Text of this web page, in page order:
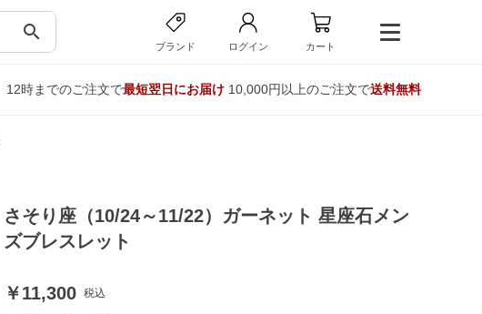
search
ブランド ログイン カート
12時までのご注文で最短翌日にお届け10,000円以上のご注文で送料無料
さそり座（10/24～11/22）ガーネット 星座石メン
ズブレスレット
11,300 税込